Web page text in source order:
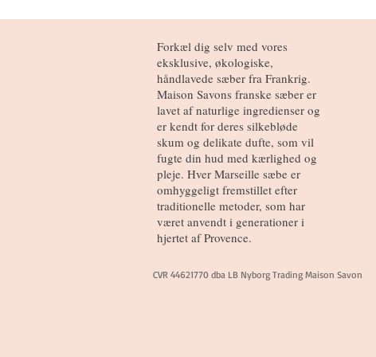
Forkæl dig selv med vores
eksklusive, økologiske,
håndlavede sæber fra Frankrig.
Maison Savons franske sæber er
lavet af naturlige ingredienser og
er kendt for deres silkebløde
skum og delikate dufte, som vil
fugte din hud med kærlighed og
pleje. Hver Marseille sæbe er
omhyggeligt fremstillet efter
traditionelle metoder, som har
været anvendt i generationer i
hjertet af Provence.
CVR 44621770 dba LB Nyborg Trading Maison Savon